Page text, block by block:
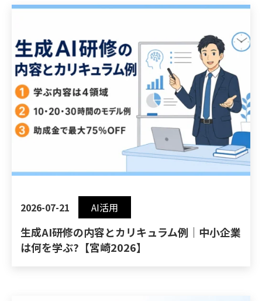
2026-07-21 AI活用
生成AI研修の内容とカリキュラム例｜中小企業
は何を学ぶ?【宮崎2026】